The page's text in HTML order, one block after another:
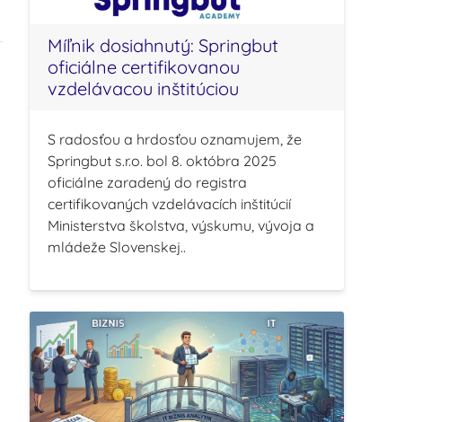
Míľnik dosiahnutý: Springbut
oficiálne certifikovanou
vzdelávacou inštitúciou
S radosťou a hrdosťou oznamujem, že
Springbut s.r.o. bol 8. októbra 2025
oficiálne zaradený do registra
certifikovaných vzdelávacích inštitúcií
Ministerstva školstva, výskumu, vývoja a
mládeže Slovenskej..